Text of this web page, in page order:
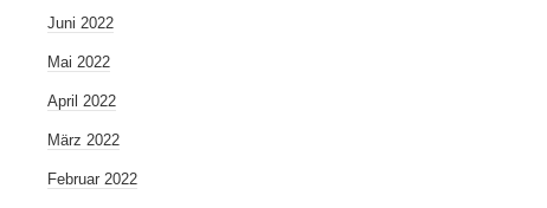
Juni 2022
Mai 2022
April 2022
März 2022
Februar 2022